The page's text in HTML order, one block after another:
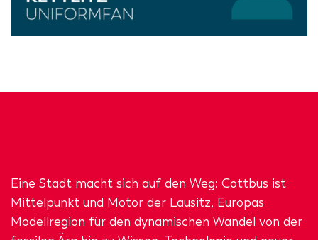
Eine Stadt macht sich auf den Weg: Cottbus ist
Mittelpunkt und Motor der Lausitz, Europas
Modellregion für den dynamischen Wandel von der